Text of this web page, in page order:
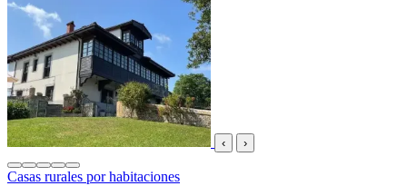
‹ ›
Casas rurales por habitaciones